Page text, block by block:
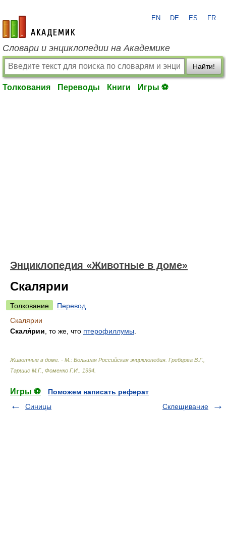
academic.ru
EN DE ES FR
Словари и энциклопедии на Академике
Найти!
Толкования Переводы Книги Игры ⚽
Энциклопедия «Животные в доме»
Скалярии
Толкование
Перевод
Скалярии
Скаля́рии , то же, что птерофиллумы
Животные в доме. - М.: Большая Российская энциклопедия Гребцова В.Г.,
Таршис М.Г., Фоменко Г.И.
1994
Игры ⚽
Поможем написать реферат
Синицы
Склещивание